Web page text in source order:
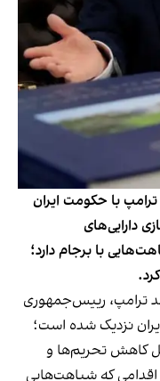
با حکومت ایران
دارایی‌های
با برجام دارد؛
ترامپ، رییس‌جمهوری
نزدیک شده است؛
کاهش تحریم‌ها و
که شباهت‌هایی